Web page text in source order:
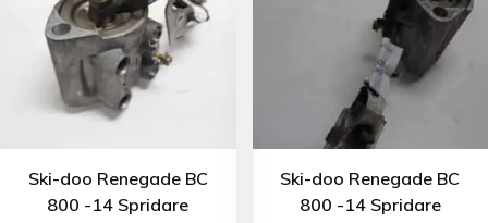
Ski-doo Renegade BC
800 -14 Spridare
Ski-doo Renegade BC
800 -14 Spridare